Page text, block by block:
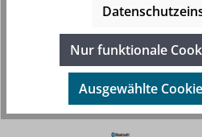
Produktgalerie überspringen
Beliebte Artikel
Nur funktionale
Ausgewählte